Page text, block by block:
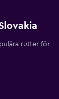
rutter för